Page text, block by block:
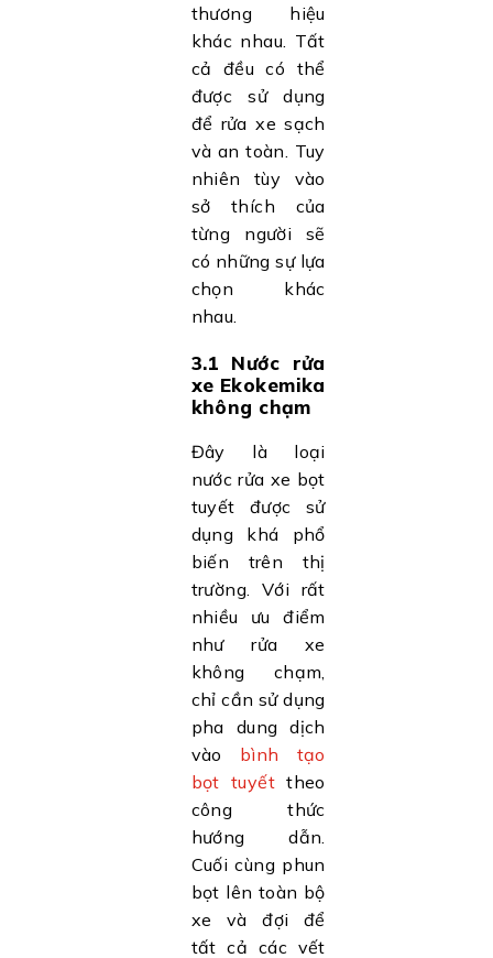
thương hiệu
khác nhau. Tất
cả đều có thể
được sử dụng
để rửa xe sạch
và an toàn. Tuy
nhiên tùy vào
sở thích của
từng người sẽ
có những sự lựa
chọn khác
nhau.
3.1 Nước rửa
xe Ekokemika
không chạm
Đây là loại
nước rửa xe bọt
tuyết được sử
dụng khá phổ
biến trên thị
trường. Với rất
nhiều ưu điểm
như rửa xe
không chạm,
chỉ cần sử dụng
pha dung dịch
vào bình tạo
bọt tuyết theo
công thức
hướng dẫn.
Cuối cùng phun
bọt lên toàn bộ
xe và đợi để
tất cả các vết